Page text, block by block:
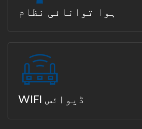
ہوا توانائی نظام
WIFI ڈیوائس